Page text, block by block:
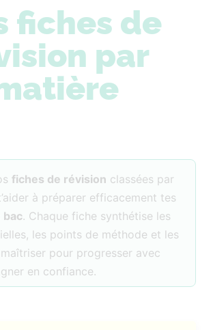
fiches de
par
fiches de révision classées par
à préparer efficacement tes
bac. Chaque fiche synthétise les
les points de méthode et les
pour progresser avec
en confiance.